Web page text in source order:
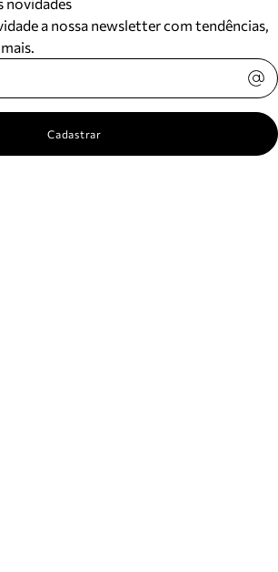
a nossa newsletter com tendências,
Cadastrar